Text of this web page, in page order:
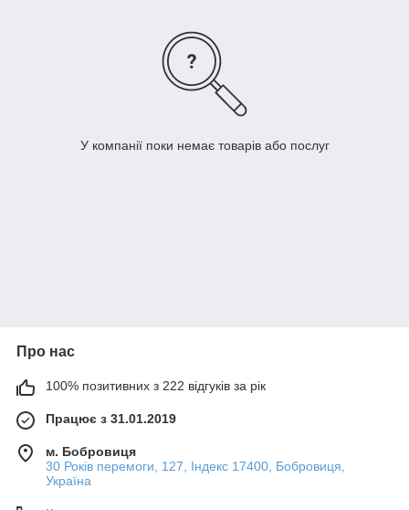
У компанії поки немає товарів або послуг
Про нас
100% позитивних з 222 відгуків за рік
Працює з 31.01.2019
м. Бобровиця
30 Років перемоги, 127, Індекс 17400, Бобровиця,
Україна